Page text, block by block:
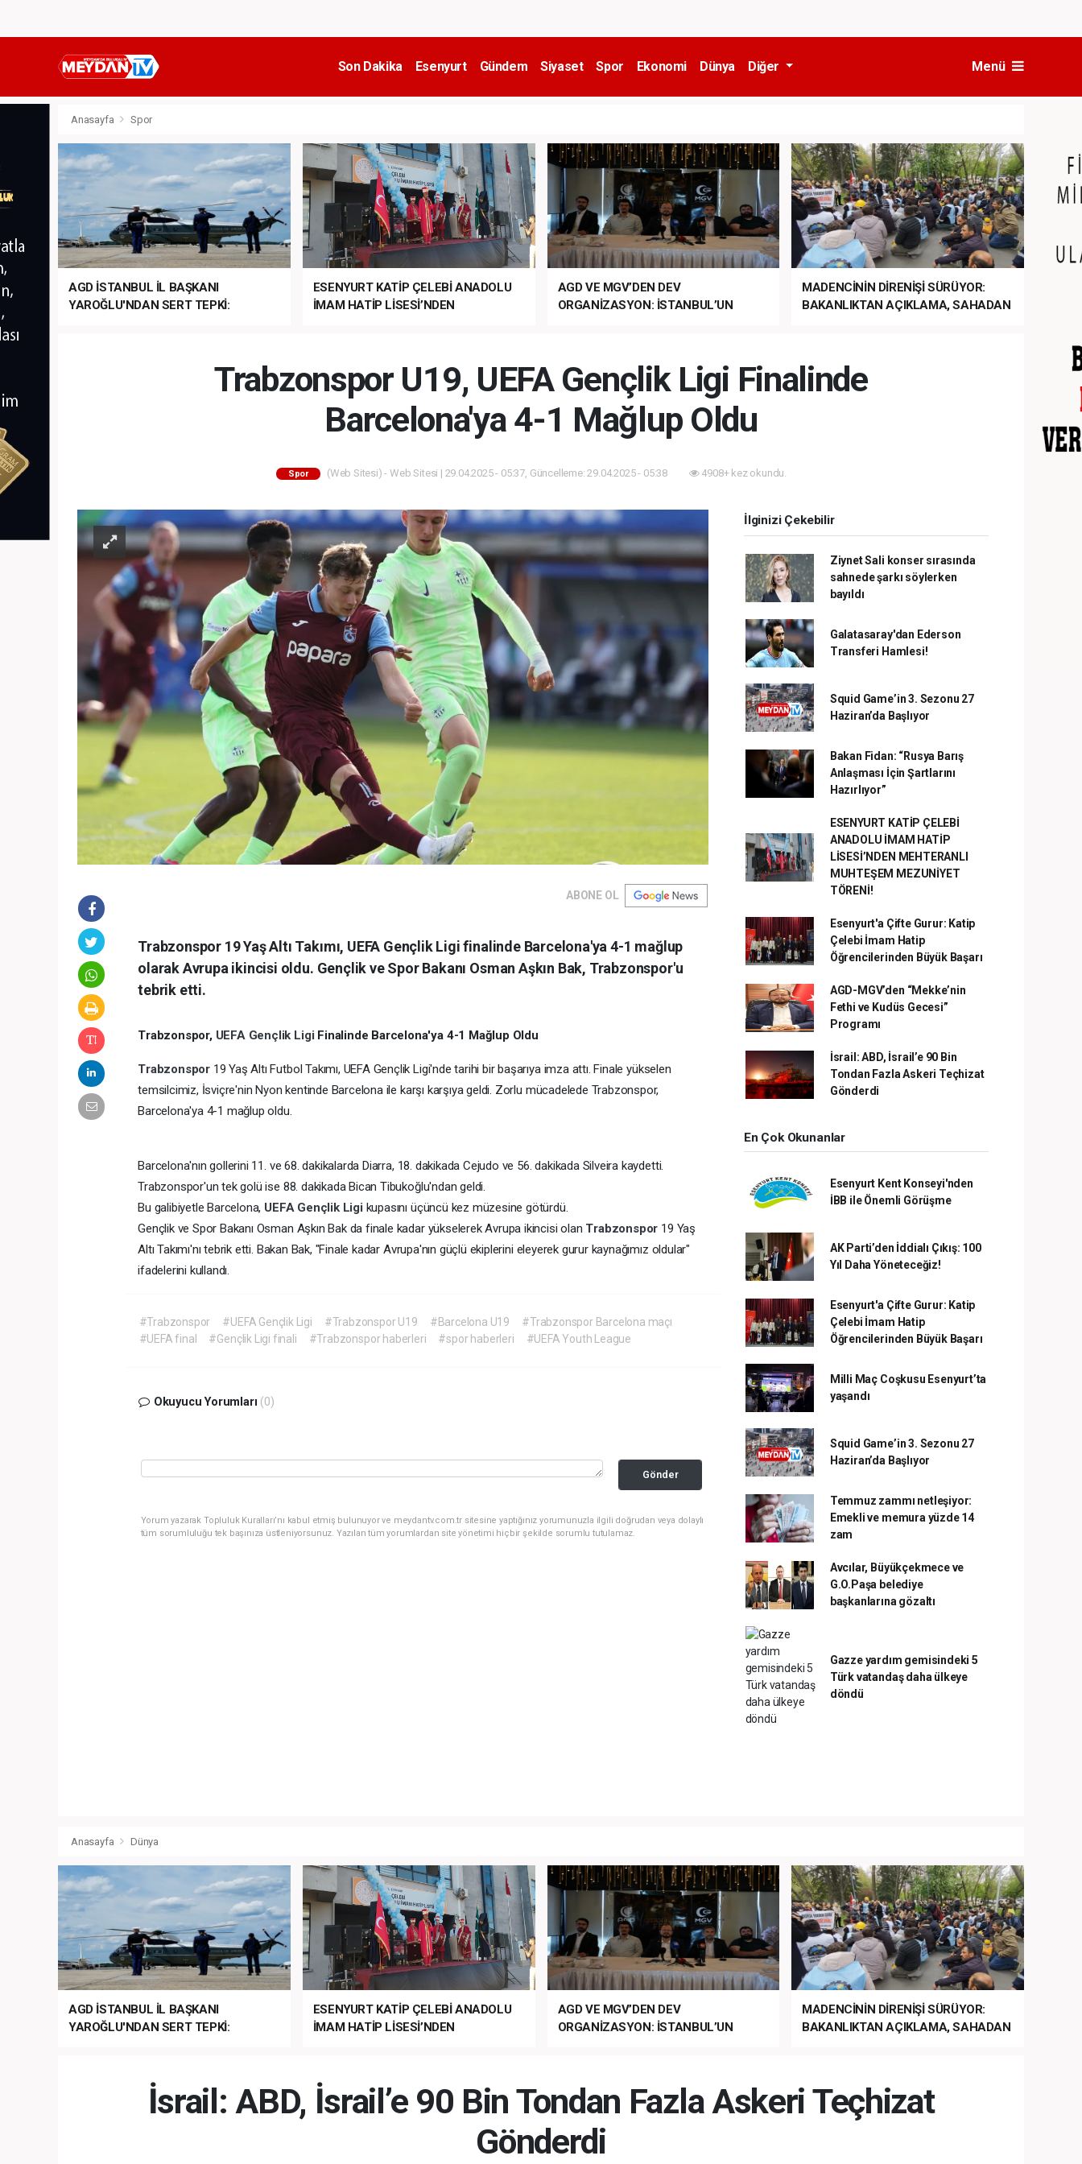
Son Dakika Esenyurt Gündem Siyaset Spor Ekonomi Dünya Diğer Menü
Anasayfa Spor
AGD İSTANBUL İL BAŞKANI
YAROĞLU'NDAN SERT TEPKİ:
ESENYURT KATİP ÇELEBİ ANADOLU
İMAM HATİP LİSESİ’NDEN
AGD VE MGV’DEN DEV
ORGANİZASYON: İSTANBUL’UN
MADENCİNİN DİRENİŞİ SÜRÜYOR:
BAKANLIKTAN AÇIKLAMA, SAHADAN
Trabzonspor U19, UEFA Gençlik Ligi Finalinde
Barcelona'ya 4-1 Mağlup Oldu
Spor (Web Sitesi) - Web Sitesi | 29.04.2025 - 05:37, Güncelleme: 29.04.2025 - 05:38 4908+ kez okundu.
ABONE OL
Trabzonspor 19 Yaş Altı Takımı, UEFA Gençlik Ligi finalinde Barcelona'ya 4-1 mağlup
olarak Avrupa ikincisi oldu. Gençlik ve Spor Bakanı Osman Aşkın Bak, Trabzonspor'u
tebrik etti.
Trabzonspor, UEFA Gençlik Ligi Finalinde Barcelona'ya 4-1 Mağlup Oldu
Trabzonspor 19 Yaş Altı Futbol Takımı, UEFA Gençlik Ligi'nde tarihi bir başarıya imza attı. Finale yükselen
temsilcimiz, İsviçre'nin Nyon kentinde Barcelona ile karşı karşıya geldi. Zorlu mücadelede Trabzonspor,
Barcelona'ya 4-1 mağlup oldu.
Barcelona'nın gollerini 11. ve 68. dakikalarda Diarra, 18. dakikada Cejudo ve 56. dakikada Silveira kaydetti.
Trabzonspor'un tek golü ise 88. dakikada Bican Tibukoğlu'ndan geldi.
Bu galibiyetle Barcelona, UEFA Gençlik Ligi kupasını üçüncü kez müzesine götürdü.
Gençlik ve Spor Bakanı Osman Aşkın Bak da finale kadar yükselerek Avrupa ikincisi olan Trabzonspor 19 Yaş
Altı Takımı'nı tebrik etti. Bakan Bak, "Finale kadar Avrupa'nın güçlü ekiplerini eleyerek gurur kaynağımız oldular"
ifadelerini kullandı.
#Trabzonspor #UEFA Gençlik Ligi #Trabzonspor U19 #Barcelona U19
#Trabzonspor Barcelona maçı
#UEFA final
#Gençlik Ligi finali #Trabzonspor haberleri #spor haberleri #UEFA Youth League
Okuyucu Yorumları (0)
Gönder
Yorum yazarak Topluluk Kuralları’nı kabul etmiş bulunuyor ve meydantv.com.tr sitesine yaptığınız yorumunuzla ilgili doğrudan veya dolaylı
tüm sorumluluğu tek başınıza üstleniyorsunuz. Yazılan tüm yorumlardan site yönetimi hiçbir şekilde sorumlu tutulamaz.
İlginizi Çekebilir
Ziynet Sali konser sırasında
sahnede şarkı söylerken
bayıldı
Galatasaray'dan Ederson
Transferi Hamlesi!
Squid Game’in 3. Sezonu 27
Haziran’da Başlıyor
Bakan Fidan: “Rusya Barış
Anlaşması İçin Şartlarını
Hazırlıyor”
ESENYURT KATİP ÇELEBİ
ANADOLU İMAM HATİP
LİSESİ’NDEN MEHTERANLI
MUHTEŞEM MEZUNİYET
TÖRENİ!
Esenyurt'a Çifte Gurur: Katip
Çelebi İmam Hatip
Öğrencilerinden Büyük Başarı
AGD-MGV’den “Mekke’nin
Fethi ve Kudüs Gecesi”
Programı
İsrail: ABD, İsrail’e 90 Bin
Tondan Fazla Askeri Teçhizat
Gönderdi
En Çok Okunanlar
Esenyurt Kent Konseyi'nden
İBB ile Önemli Görüşme
AK Parti’den İddialı Çıkış: 100
Yıl Daha Yöneteceğiz!
Esenyurt'a Çifte Gurur: Katip
Çelebi İmam Hatip
Öğrencilerinden Büyük Başarı
Milli Maç Coşkusu Esenyurt’ta
yaşandı
Squid Game’in 3. Sezonu 27
Haziran’da Başlıyor
Temmuz zammı netleşiyor:
Emekli ve memura yüzde 14
zam
Avcılar, Büyükçekmece ve
G.O.Paşa belediye
başkanlarına gözaltı
Gazze yardım gemisindeki 5
Türk vatandaş daha ülkeye
döndü
Anasayfa Dünya
AGD İSTANBUL İL BAŞKANI
YAROĞLU'NDAN SERT TEPKİ:
ESENYURT KATİP ÇELEBİ ANADOLU
İMAM HATİP LİSESİ’NDEN
AGD VE MGV’DEN DEV
ORGANİZASYON: İSTANBUL’UN
MADENCİNİN DİRENİŞİ SÜRÜYOR:
BAKANLIKTAN AÇIKLAMA, SAHADAN
İsrail: ABD, İsrail’e 90 Bin Tondan Fazla Askeri Teçhizat
Gönderdi